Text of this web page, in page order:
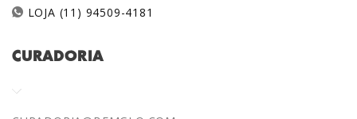
LOJA (11) 94509-4181
CURADORIA